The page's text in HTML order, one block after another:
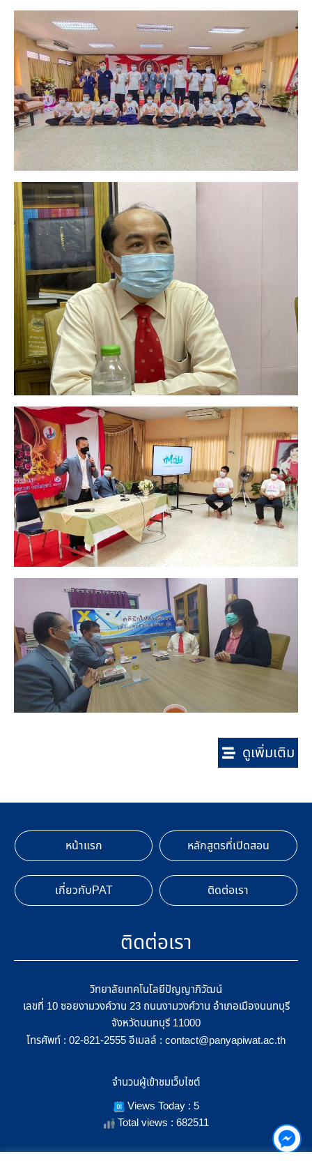
ดูเพิ่มเติม
หน้าแรก หลักสูตรที่เปิดสอน
เกี่ยวกับPAT ติดต่อเรา
ติดต่อเรา
วิทยาลัยเทคโนโลยีปัญญาภิวัฒน์
เลขที่ 10 ซอยงามวงศ์วาน 23 ถนนงามวงศ์วาน อำเภอเมืองนนทบุรี
จังหวัดนนทบุรี 11000
โทรศัพท์ : 02-821-2555 อีเมลล์ : contact@panyapiwat.ac.th
จำนวนผู้เข้าชมเว็บไซต์
Views Today : 5
Total views : 682511